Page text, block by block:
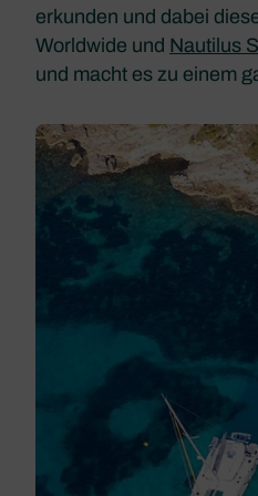
erkunden und dabei
Worldwide und Nautilus
und macht es zu einem